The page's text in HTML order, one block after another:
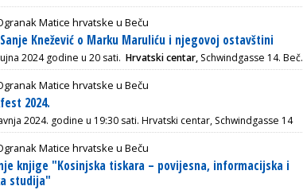
Matice hrvatske u Beču
Knežević o Marku Maruliću i njegovoj ostavštini
2024 godine u 20 sati. Hrvatski centar, Schwindgasse 14. Beč.
Matice hrvatske u Beču
2024.
2024. godine u 19:30 sati. Hrvatski centar, Schwindgasse 14
Matice hrvatske u Beču
knjige "Kosinjska tiskara – povijesna, informacijska i
studija"